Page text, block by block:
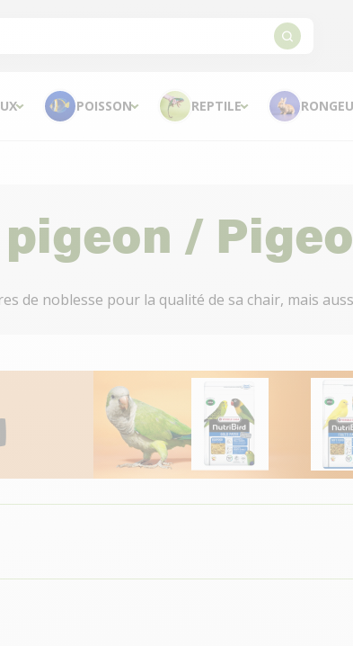
POISSON REPTILE
/
de noblesse pour la qualité de sa chair, mais